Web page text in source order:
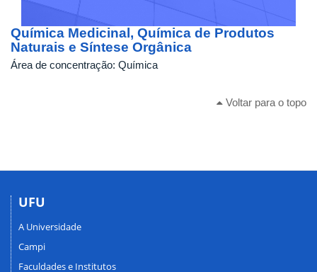
Química Medicinal, Química de Produtos
Naturais e Síntese Orgânica
Área de concentração: Química
Voltar para o topo
UFU
A Universidade
Campi
Faculdades e Institutos